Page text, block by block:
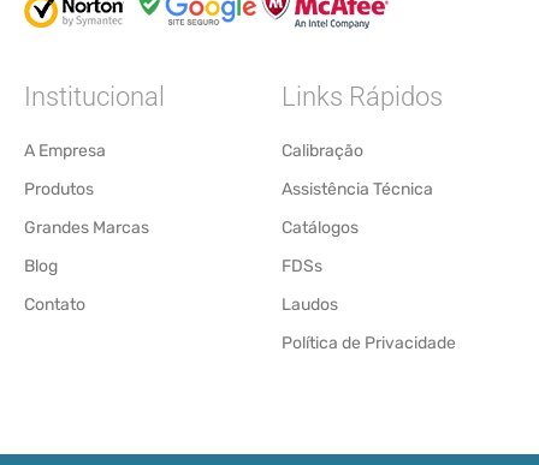
Institucional
A Empresa
Produtos
Grandes Marcas
Blog
Contato
Links Rápidos
Calibração
Assistência Técnica
Catálogos
FDSs
Laudos
Política de Privacidade